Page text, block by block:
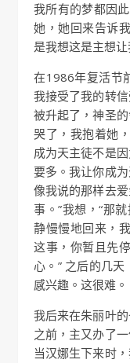
我所有的梦都因
她，她回来告诉
是我想这是主想
在1986年复活节
我接受了我的转
被升起了，神圣
哭了，我抱着她
成为天主徒不是
要多。我让你成
像我说的那样去
事。”我想，“那
静慢慢地回来，
这事，你暂且先
心。” 之后的几
感兴趣。这很难。
我后来在朱丽叶
之前，主又办了
当汉娜生下来时